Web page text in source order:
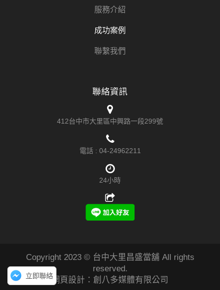
服務介紹
成功案例
聯繫我們
聯絡資訊
412台中市大里區中興路一段299號
電話 : 04-24962211
24小時
Copyright 2023 © 台中大里昌盛當舖 All rights
reserved.
網頁設計：創八多媒體有限公司
立即聯絡